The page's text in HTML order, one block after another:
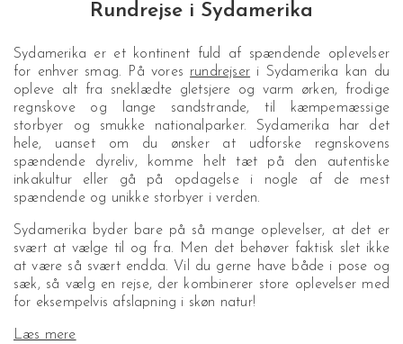
Rundrejse i Sydamerika
Sydamerika er et kontinent fuld af spændende oplevelser
for enhver smag. På vores rundrejser i Sydamerika kan du
opleve alt fra sneklædte gletsjere og varm ørken, frodige
regnskove og lange sandstrande, til kæmpemæssige
storbyer og smukke nationalparker. Sydamerika har det
hele, uanset om du ønsker at udforske regnskovens
spændende dyreliv, komme helt tæt på den autentiske
inkakultur eller gå på opdagelse i nogle af de mest
spændende og unikke storbyer i verden.
Sydamerika byder bare på så mange oplevelser, at det er
svært at vælge til og fra. Men det behøver faktisk slet ikke
at være så svært endda. Vil du gerne have både i pose og
sæk, så vælg en rejse, der kombinerer store oplevelser med
for eksempelvis afslapning i skøn natur!
Læs mere